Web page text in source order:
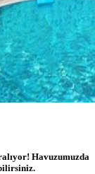
Havuzumuzda